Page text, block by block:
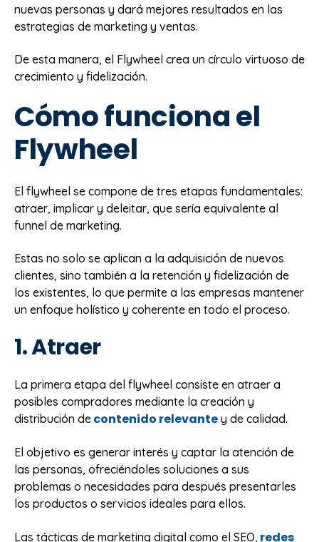
nuevas personas y dará mejores resultados en las
estrategias de marketing y ventas.
De esta manera, el Flywheel crea un círculo virtuoso de
crecimiento y fidelización.
Cómo funciona el
Flywheel
El flywheel se compone de tres etapas fundamentales:
atraer, implicar y deleitar, que sería equivalente al
funnel de marketing.
Estas no solo se aplican a la adquisición de nuevos
clientes, sino también a la retención y fidelización de
los existentes, lo que permite a las empresas mantener
un enfoque holístico y coherente en todo el proceso.
1. Atraer
La primera etapa del flywheel consiste en atraer a
posibles compradores mediante la creación y
distribución de contenido relevante y de calidad.
El objetivo es generar interés y captar la atención de
las personas, ofreciéndoles soluciones a sus
problemas o necesidades para después presentarles
los productos o servicios ideales para ellos.
Las tácticas de marketing digital como el SEO, redes